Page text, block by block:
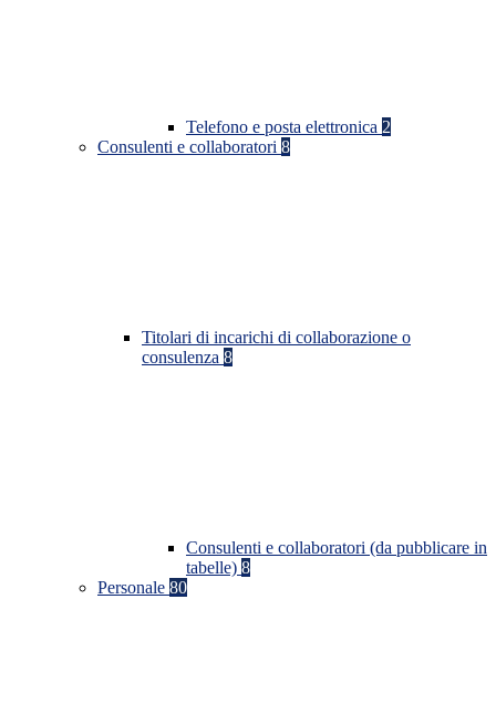
Telefono e posta elettronica 2
Consulenti e collaboratori 8
Titolari di incarichi di collaborazione o
consulenza 8
Consulenti e collaboratori (da pubblicare in
tabelle) 8
Personale 80